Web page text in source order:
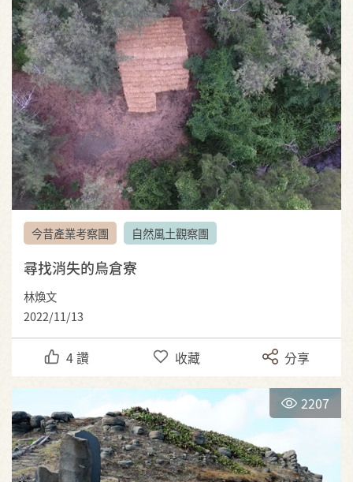
今昔產業考察團 自然風土觀察團
尋找消失的烏倉寮
林煥文
2022/11/13
4讚 收藏 分享
2207